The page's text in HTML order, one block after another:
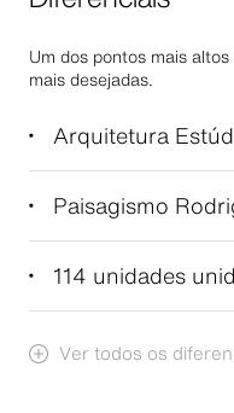
Um dos pontos mais
mais desejadas.
Arquitetura
Paisagismo
114 unidades
Ver todos os